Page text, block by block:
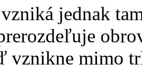
jednak
vznikne mimo